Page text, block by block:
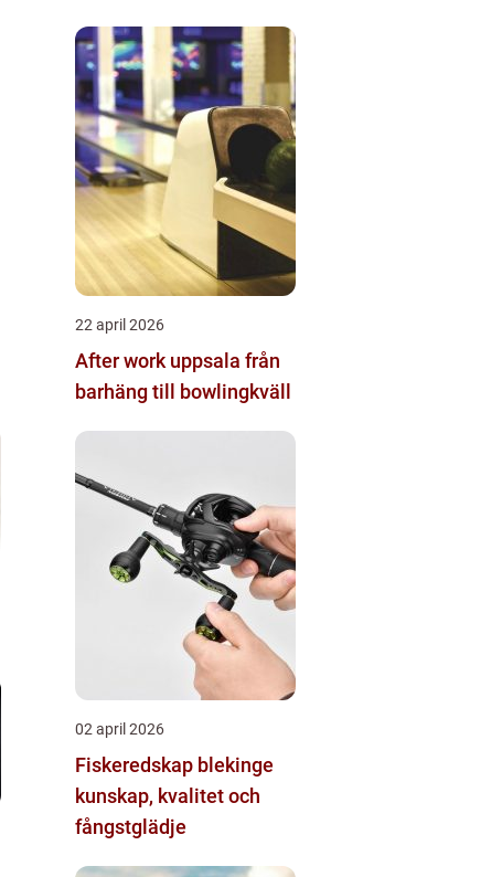
22 april 2026
After work uppsala från
barhäng till bowlingkväll
02 april 2026
Fiskeredskap blekinge
kunskap, kvalitet och
fångstglädje